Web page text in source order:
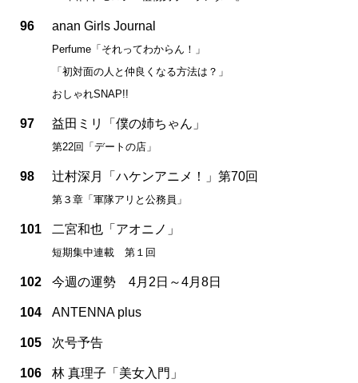
96 anan Girls Journal
Perfume「それってわからん！」
「初対面の人と仲良くなる方法は？」
おしゃれSNAP!!
97 益田ミリ「僕の姉ちゃん」
第22回「デートの店」
98 辻村深月「ハケンアニメ！」第70回
第３章「軍隊アリと公務員」
101 二宮和也「アオニノ」
短期集中連載 第１回
102 今週の運勢 4月2日～4月8日
104 ANTENNA plus
105 次号予告
106 林 真理子「美女入門」